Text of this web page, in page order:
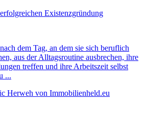
Existenzgründung
dem Tag, an dem sie sich beruflich
aus der Alltagsroutine ausbrechen, ihre
treffen und ihre Arbeitszeit selbst
...
Herweh von Immobilienheld.eu